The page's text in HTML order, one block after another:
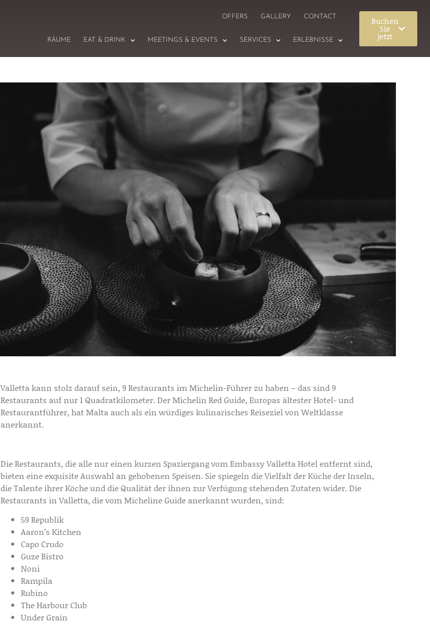
OFFERS GALLERY CONTACT
RÄUME EAT & DRINK MEETINGS & EVENTS SERVICES ERLEBNISSE
Buchen
Sie
jetzt
Valletta kann stolz darauf sein, 9 Restaurants im Michelin-Führer zu haben – das sind 9
Restaurants auf nur 1 Quadratkilometer. Der Michelin Red Guide, Europas ältester Hotel- und
Restaurantführer, hat Malta auch als ein würdiges kulinarisches Reiseziel von Weltklasse
anerkannt.
Die Restaurants, die alle nur einen kurzen Spaziergang vom Embassy Valletta Hotel entfernt sind,
bieten eine exquisite Auswahl an gehobenen Speisen. Sie spiegeln die Vielfalt der Küche der Inseln,
die Talente ihrer Köche und die Qualität der ihnen zur Verfügung stehenden Zutaten wider. Die
Restaurants in Valletta, die vom Micheline Guide anerkannt wurden, sind:
59 Republik
Aaron’s Kitchen
Capo Crudo
Guze Bistro
Noni
Rampila
Rubino
The Harbour Club
Under Grain